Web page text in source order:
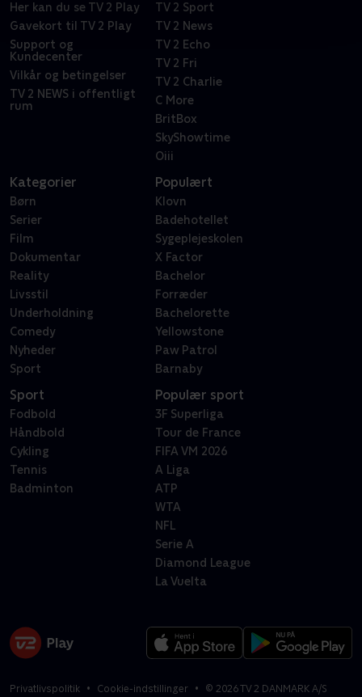
Her kan du se TV 2 Play
Gavekort til TV 2 Play
Support og
Kundecenter
Vilkår og betingelser
TV 2 NEWS i offentligt
rum
TV 2 Sport
TV 2 News
TV 2 Echo
TV 2 Fri
TV 2 Charlie
C More
BritBox
SkyShowtime
Oiii
Kategorier
Børn
Serier
Film
Dokumentar
Reality
Livsstil
Underholdning
Comedy
Nyheder
Sport
Populært
Klovn
Badehotellet
Sygeplejeskolen
X Factor
Bachelor
Forræder
Bachelorette
Yellowstone
Paw Patrol
Barnaby
Sport
Fodbold
Håndbold
Cykling
Tennis
Badminton
Populær sport
3F Superliga
Tour de France
FIFA VM 2026
A Liga
ATP
WTA
NFL
Serie A
Diamond League
La Vuelta
Privatlivspolitik Cookie-indstillinger © 2026TV 2 DANMARK A/S